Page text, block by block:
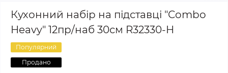
Кухонний набір на підставці "Combo
Heavy" 12пр/наб 30см R32330-H
Популярний
Продано